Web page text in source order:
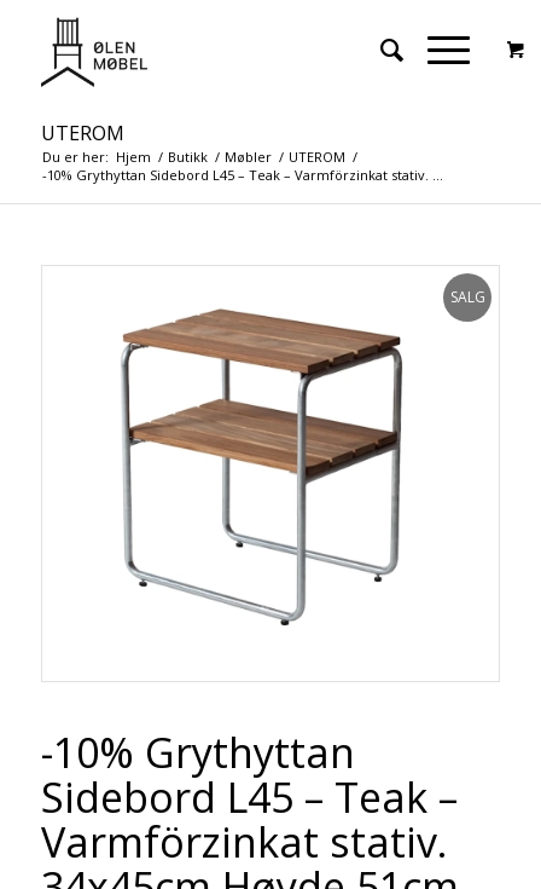
UTEROM
Du er her: Hjem / Butikk / Møbler / UTEROM /
-10% Grythyttan Sidebord L45 – Teak – Varmförzinkat stativ. ...
SALG
-10% Grythyttan
Sidebord L45 – Teak –
Varmförzinkat stativ.